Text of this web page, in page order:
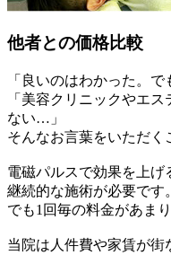
他者との価格比較
「良いのはわかった。
「美容クリニックやエ
ない…」
そんなお言葉をいただく
電磁パルスで効果を上げ
継続的な施術が必要です。
でも1回毎の料金があま
当院は人件費や家賃が街